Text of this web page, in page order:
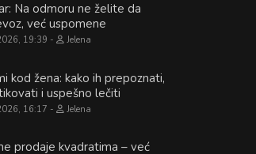
Na odmoru ne želite da
već uspomene
19:39 Jelena
kod žena: kako ih prepoznati,
i uspešno lečiti
16:17 Jelena
prodaje kvadratima – već